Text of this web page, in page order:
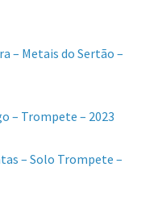
– Metais do Sertão –
– Trompete – 2023
– Solo Trompete –